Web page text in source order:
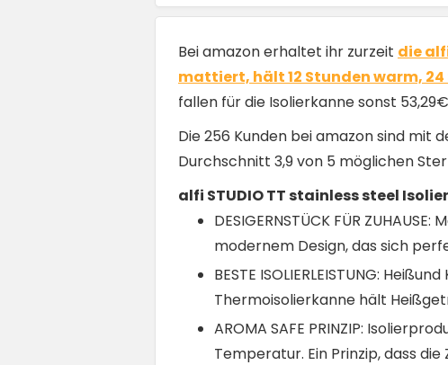
Bei amazon erhaltet ihr zurzeit die
mattiert, hält 12 Stunden warm,
fallen für die Isolierkanne sonst
Die 256 Kunden bei amazon sind mit
Durchschnitt 3,9 von 5 möglichen
alfi STUDIO TT stainless steel
DESIGERNSTÜCK FÜR
modernem Design, das sich
BESTE ISOLIERLEISTUNG:
Thermoisolierkanne hält
AROMA SAFE PRINZIP:
Temperatur. Ein Prinzip, dass